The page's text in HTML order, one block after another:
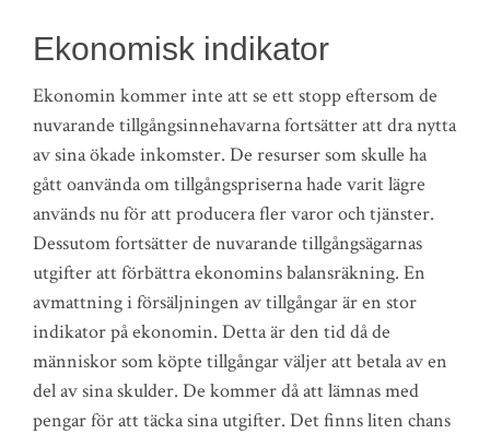
Ekonomisk indikator
Ekonomin kommer inte att se ett stopp eftersom de
nuvarande tillgångsinnehavarna fortsätter att dra nytta
av sina ökade inkomster. De resurser som skulle ha
gått oanvända om tillgångspriserna hade varit lägre
används nu för att producera fler varor och tjänster.
Dessutom fortsätter de nuvarande tillgångsägarnas
utgifter att förbättra ekonomins balansräkning. En
avmattning i försäljningen av tillgångar är en stor
indikator på ekonomin. Detta är den tid då de
människor som köpte tillgångar väljer att betala av en
del av sina skulder. De kommer då att lämnas med
pengar för att täcka sina utgifter. Det finns liten chans